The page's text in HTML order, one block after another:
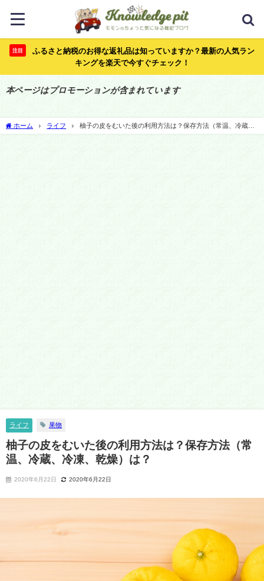
注目
ふるさと納税のお得な返礼品は知っていますか？最新の人気ラン
キングを楽天で今すぐチェック！
本ページはプロモーションが含まれています
ホーム ライフ
柚子の皮をむいた後の利用方法は？保存方法（常温、冷蔵、
冷凍、乾燥）は？
ライフ 果物
柚子の皮をむいた後の利用方法は？保存方法（常
温、冷蔵、冷凍、乾燥）は？
2020年6月22日 2020年6月22日